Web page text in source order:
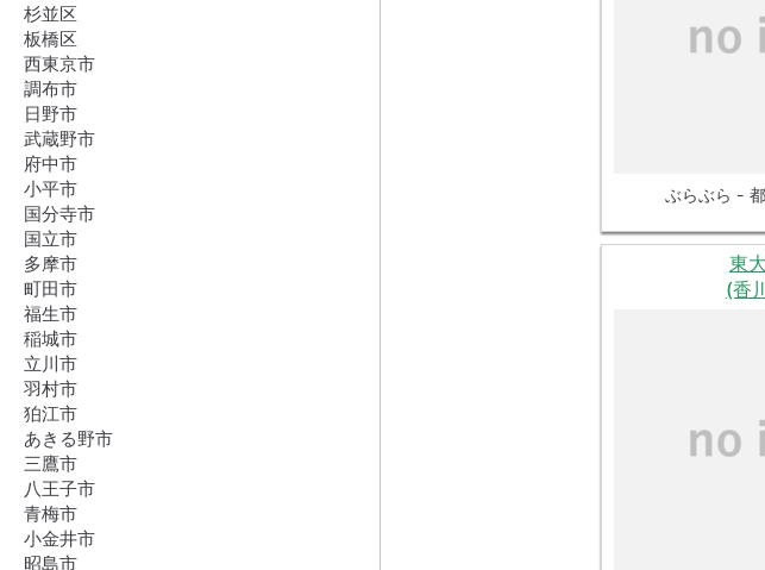
杉並区
板橋区
西東京市
調布市
日野市
武蔵野市
府中市
小平市
国分寺市
国立市
多摩市
町田市
福生市
稲城市
立川市
羽村市
狛江市
あきる野市
三鷹市
八王子市
青梅市
小金井市
昭島市
ぶらぶら -
東
(香